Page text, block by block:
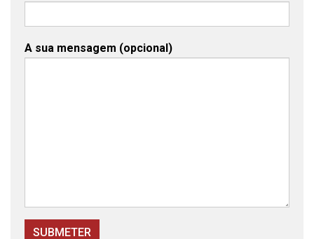
A sua mensagem (opcional)